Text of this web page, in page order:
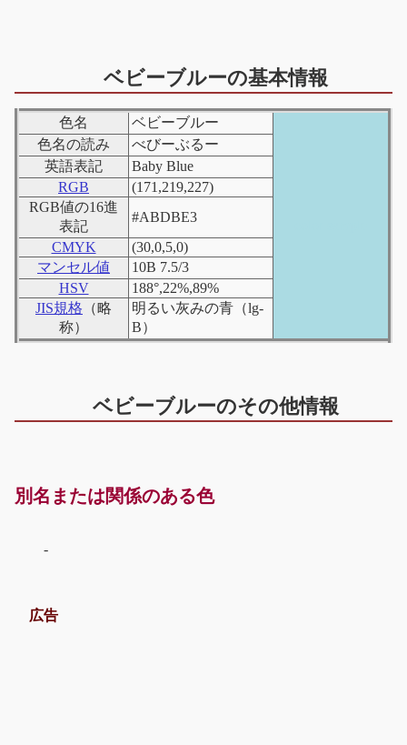
ベビーブルーの基本情報
色名 ベビーブルー
色名の読み
べびーぶるー
英語表記
Baby Blue
RGB
(171,219,227)
RGB値の16進
表記
#ABDBE3
CMYK
(30,0,5,0)
マンセル値
10B 7.5/3
HSV
188°,22%,89%
JIS規格 （略
称）
明るい灰みの青（lg-
B）
ベビーブルーのその他情報
別名または関係のある色
-
広告